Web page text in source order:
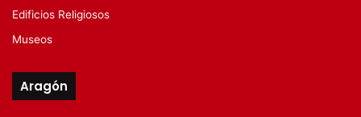
Edificios Religiosos
Museos
Aragón